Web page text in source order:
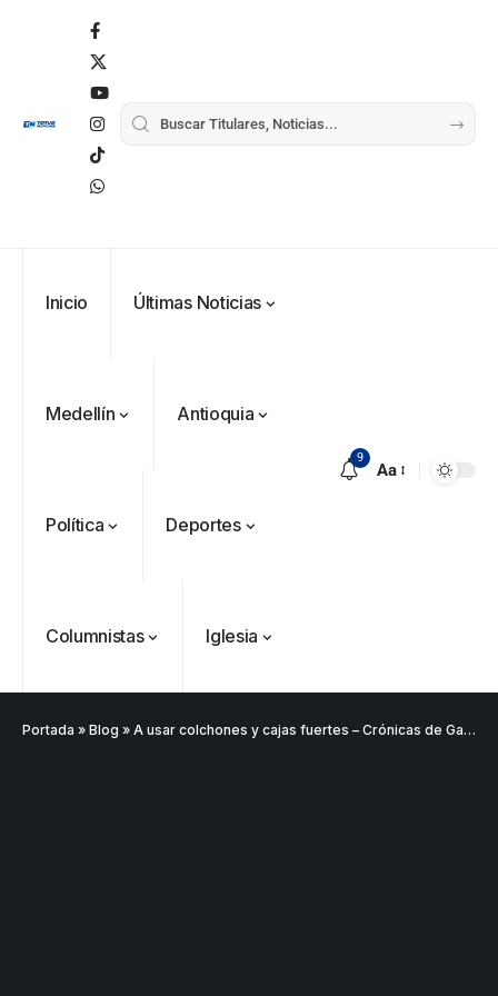
Inicio Últimas Noticias
Medellín Antioquia
Política Deportes
Columnistas Iglesia
9
Aa
Portada » Blog » A usar colchones y cajas fuertes – Crónicas de Gardeazábal